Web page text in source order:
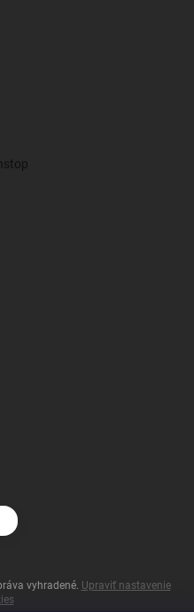
vyhradené. Upraviť nastavenie